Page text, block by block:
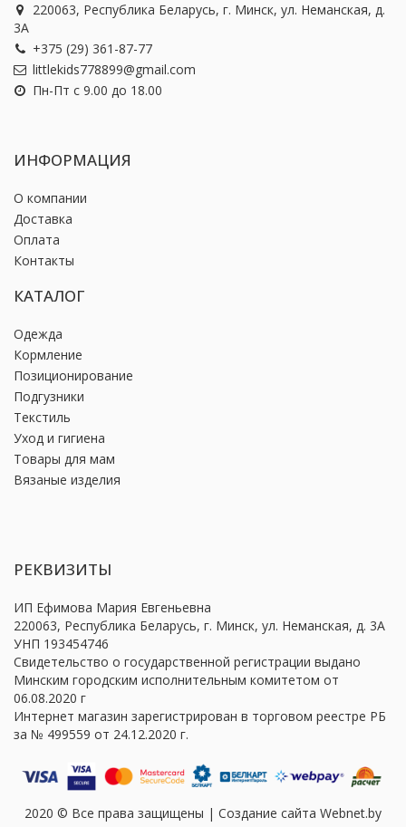
220063, Республика Беларусь, г. Минск, ул. Неманская, д.
3А
+375 (29) 361-87-77
littlekids778899@gmail.com
Пн-Пт с 9.00 до 18.00
ИНФОРМАЦИЯ
О компании
Доставка
Оплата
Контакты
КАТАЛОГ
Одежда
Кормление
Позиционирование
Подгузники
Текстиль
Уход и гигиена
Товары для мам
Вязаные изделия
РЕКВИЗИТЫ
ИП Ефимова Мария Евгеньевна
220063, Республика Беларусь, г. Минск, ул. Неманская, д. 3А
УНП 193454746
Свидетельство о государственной регистрации выдано
Минским городским исполнительным комитетом от
06.08.2020 г
Интернет магазин зарегистрирован в торговом реестре РБ
за № 499559 от 24.12.2020 г.
2020 © Все права защищены | Создание сайта Webnet.by